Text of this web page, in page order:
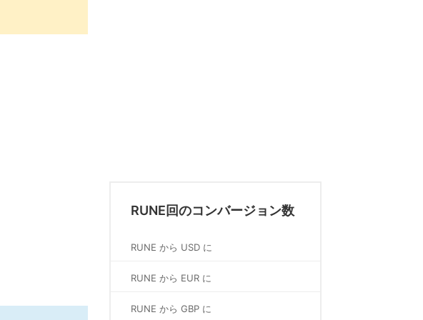
RUNE回のコンバージョン数
RUNE から USD に
RUNE から EUR に
RUNE から GBP に